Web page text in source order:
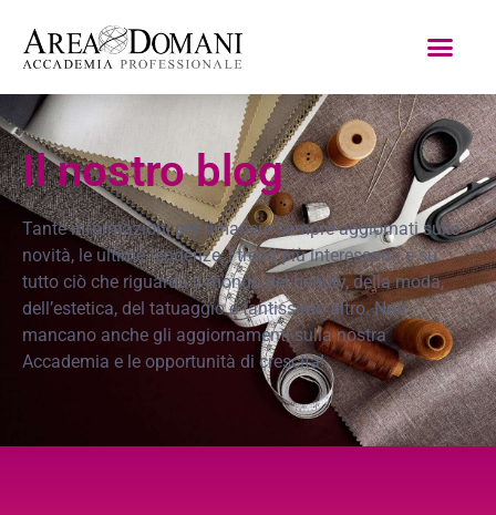
Il nostro blog
Tante informazioni per rimanere sempre aggiornati sulle
novità, le ultime tendenze, i trend più interessanti e su
tutto ciò che riguarda il mondo del beauty, della moda,
dell’estetica, del tatuaggio e tantissimo altro. Non
mancano anche gli aggiornamenti sulla nostra
Accademia e le opportunità di crescita!